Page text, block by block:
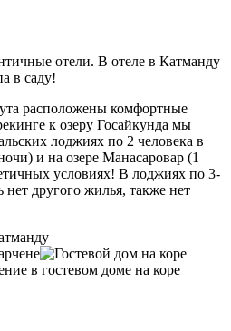
отели. В отеле в Катманду
в саду!
расположены комфортные
к озеру Госайкунда мы
лоджиях по 2 человека в
и на озере Манасаровар (1
условиях! В лоджиях по 3-
нет другого жилья, также нет